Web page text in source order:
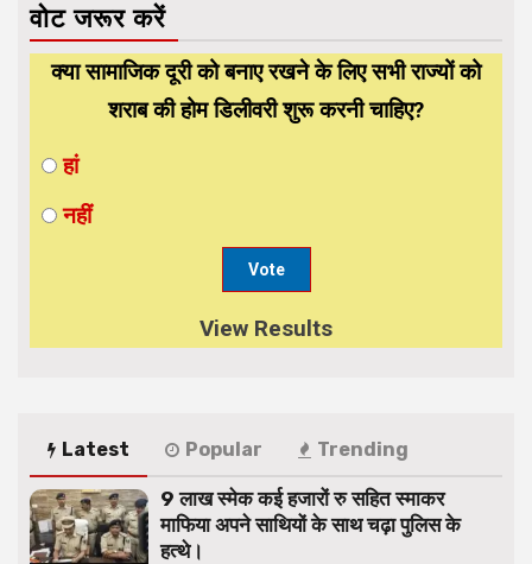
वोट जरूर करें
क्या सामाजिक दूरी को बनाए रखने के लिए सभी राज्यों को
शराब की होम डिलीवरी शुरू करनी चाहिए?
हां
नहीं
View Results
Latest Popular Trending
9 लाख स्मेक कई हजारों रु सहित स्माकर
माफिया अपने साथियों के साथ चढ़ा पुलिस के
हत्थे।